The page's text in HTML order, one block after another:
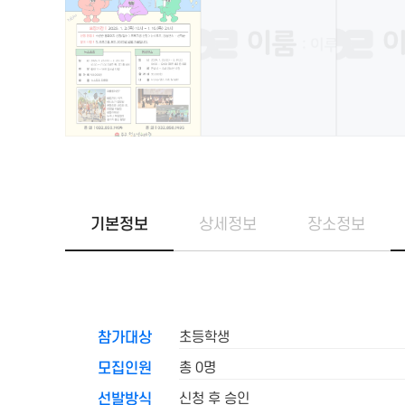
기본정보 상세정보 장소정보
참가대상
초등학생
모집인원
총 0명
선발방식
신청 후 승인